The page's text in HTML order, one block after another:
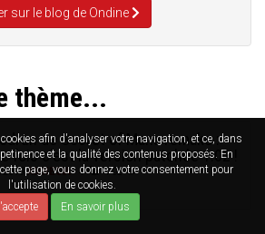
afin d'analyser votre navigation, et ce, dans
et la qualité des contenus proposés. En
page, vous donnez votre consentement pour
l'utilisation de cookies.
En savoir plus
sur le blog de Ondine
thème...
de Secret of Mana remake :
fois c'est la version patchée 1.02 !
2019AMNESIA 4 702